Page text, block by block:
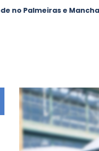
e Mancha Verde
Funk
Ludmilla